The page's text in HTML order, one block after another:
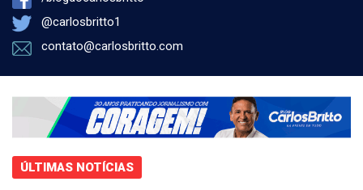
@carlosbritto1
contato@carlosbritto.com
ÚLTIMAS NOTÍCIAS